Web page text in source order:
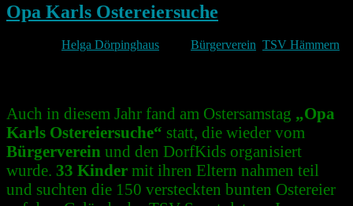
Opa Karls Ostereiersuche
Helga Dörpinghaus Bürgerverein TSV Hämmern
Auch in diesem Jahr fand am Ostersamstag „Opa
Karls Ostereiersuche“ statt, die wieder vom
Bürgerverein und den DorfKids organisiert
wurde. 33 Kinder mit ihren Eltern nahmen teil
und suchten die 150 versteckten bunten Ostereier